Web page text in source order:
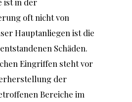
oft nicht von
Hauptanliegen ist die
Schäden.
Eingriffen steht vor
der
Bereiche im